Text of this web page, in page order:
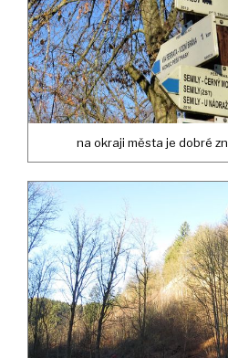
na okraji města je dobré